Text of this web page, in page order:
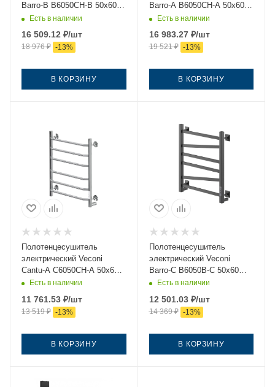
Barro-B B6050CH-B 50х60
хромЕсть в наличии
16 509.12 ₽/шт
18 976₽ -13%
В КОРЗИНУ
Barro-A B6050CH-A 50х60
хромЕсть в наличии
16 983.27₽/шт
19 521₽ -13%
В КОРЗИНУ
Полотенцесушитель
электрический Veconi
Cantu-A C6050CH-A 50х60
хромЕсть в наличии
11 761.53 ₽/шт
13 519₽ -13%
В КОРЗИНУ
Полотенцесушитель
электрический Veconi
Barro-C B6050B-C 50х60
черный
Есть в наличии
12 501.03₽/шт
14 369₽ -13%
В КОРЗИНУ